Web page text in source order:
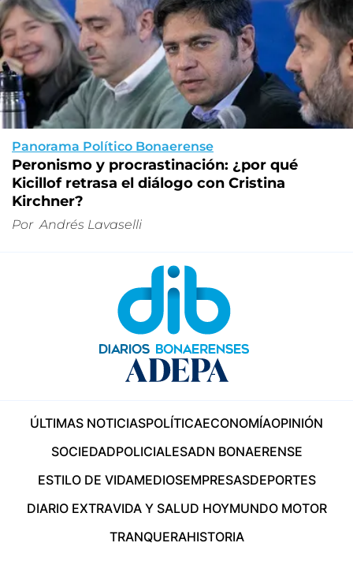
Panorama Político Bonaerense
Peronismo y procrastinación: ¿por qué
Kicillof retrasa el diálogo con Cristina
Kirchner?
Por Andrés Lavaselli
ÚLTIMAS NOTICIASPOLÍTICAECONOMÍAOPINIÓN
SOCIEDADPOLICIALESADN BONAERENSE
ESTILO DE VIDAMEDIOSEMPRESASDEPORTES
DIARIO EXTRAVIDA Y SALUD HOYMUNDO MOTOR
TRANQUERAHISTORIA